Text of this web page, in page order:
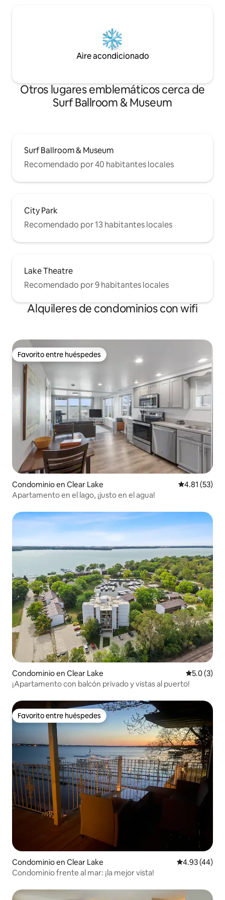
Aire acondicionado
Otros lugares emblemáticos cerca de
Surf Ballroom & Museum
Surf Ballroom & Museum
Recomendado por 40 habitantes locales
City Park
Recomendado por 13 habitantes locales
Lake Theatre
Recomendado por 9 habitantes locales
Alquileres de condominios con wifi
Favorito entre huéspedes
Favorito entre huéspedes
Condominio en Clear Lake Calificación
4.81 (53)
Apartamento en el lago, ¡justo en el agua!
Condominio en Clear Lake
5.0 (3)
¡Apartamento con balcón privado y vistas al puerto!
Favorito entre huéspedes
Favorito entre huéspedes
Condominio en Clear Lake Calificación
4.93 (44)
Condominio frente al mar: ¡la mejor vista!